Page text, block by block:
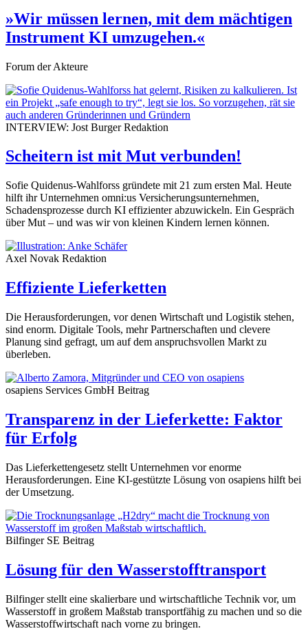
»Wir müssen lernen, mit dem mächtigen
Instrument KI umzugehen.«
Forum der Akteure
INTERVIEW: Jost BurgerRedaktion
Scheitern ist mit Mut verbunden!
Sofie Quidenus-Wahlforss gründete mit 21 zum ersten Mal. Heute
hilft ihr Unternehmen omni:us Versicherungsunternehmen,
Schadensprozesse durch KI effizienter abzuwickeln. Ein Gespräch
über Mut – und was wir von kleinen Kindern lernen können.
Axel Novak Redaktion
Effiziente Lieferketten
Die Herausforderungen, vor denen Wirtschaft und Logistik stehen,
sind enorm. Digitale Tools, mehr Partnerschaften und clevere
Planung sind gefragt, um auf dem anspruchsvollen Markt zu
überleben.
osapiens Services GmbH Beitrag
Transparenz in der Lieferkette: Faktor
für Erfolg
Das Lieferkettengesetz stellt Unternehmen vor enorme
Herausforderungen. Eine KI-gestützte Lösung von osapiens hilft bei
der Umsetzung.
Bilfinger SE Beitrag
Lösung für den Wasserstofftransport
Bilfinger stellt eine skalierbare und wirtschaftliche Technik vor, um
Wasserstoff in großem Maßstab transportfähig zu machen und so die
Wasserstoffwirtschaft nach vorne zu bringen.